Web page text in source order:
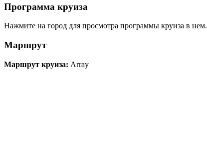
Программа круиза
Нажмите на город для просмотра программы круиза в нем.
Маршрут
Маршрут круиза: Array